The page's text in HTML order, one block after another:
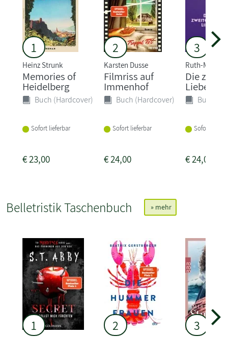
1
Heinz Strunk
Memories of
Heidelberg
Buch (Hardcover)
Sofort lieferbar
€23,00
2
Karsten Dusse
Filmriss auf
Immenhof
Buch (Hardcover)
Sofort lieferbar
€24,00
3
Ruth-Maria
Die
Liebe
Buch
Sofort
€24,00
Belletristik Taschenbuch » mehr
1 2 3